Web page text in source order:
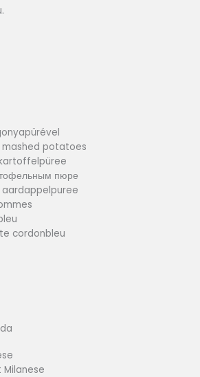
potatoes
пюре
cordonbleu